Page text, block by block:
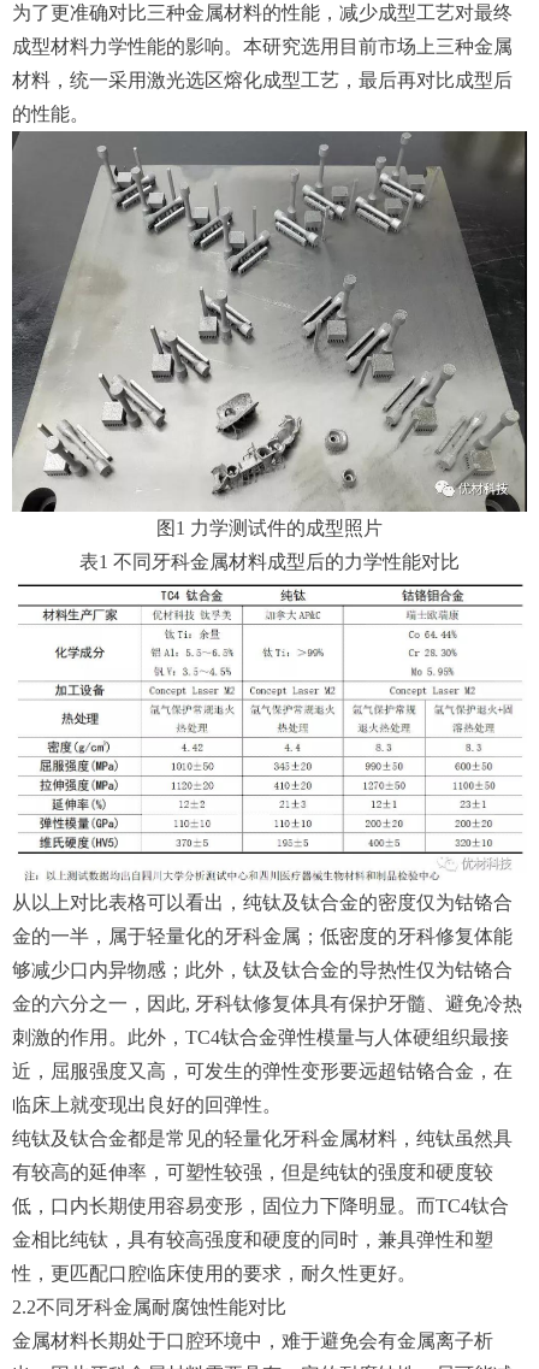
为了更准确对比三种金属材料的性能，减少成型工艺对最终
成型材料力学性能的影响。本研究选用目前市场上三种金属
材料，统一采用激光选区熔化成型工艺，最后再对比成型后
的性能。
图1 力学测试件的成型照片
表1 不同牙科金属材料成型后的力学性能对比
从以上对比表格可以看出，纯钛及钛合金的密度仅为钴铬合
金的一半，属于轻量化的牙科金属；低密度的牙科修复体能
够减少口内异物感；此外，钛及钛合金的导热性仅为钴铬合
金的六分之一，因此, 牙科钛修复体具有保护牙髓、避免冷热
刺激的作用。此外，TC4钛合金弹性模量与人体硬组织最接
近，屈服强度又高，可发生的弹性变形要远超钴铬合金，在
临床上就变现出良好的回弹性。
纯钛及钛合金都是常见的轻量化牙科金属材料，纯钛虽然具
有较高的延伸率，可塑性较强，但是纯钛的强度和硬度较
低，口内长期使用容易变形，固位力下降明显。而TC4钛合
金相比纯钛，具有较高强度和硬度的同时，兼具弹性和塑
性，更匹配口腔临床使用的要求，耐久性更好。
2.2不同牙科金属耐腐蚀性能对比
金属材料长期处于口腔环境中，难于避免会有金属离子析